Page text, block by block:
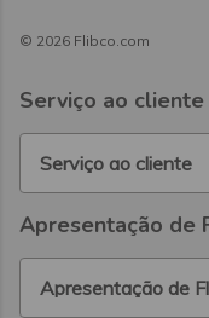
© 2026 Flibco.com
Serviço ao cliente
Serviço ao cliente
Apresentação de
Apresentação de